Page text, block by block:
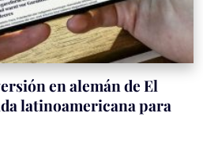
en alemán de El
latinoamericana para